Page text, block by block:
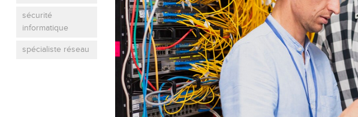
sécurité
informatique
spécialiste réseau